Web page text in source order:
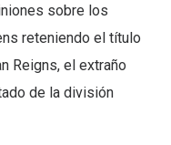
sobre los
reteniendo el título
Reigns, el extraño
de la división